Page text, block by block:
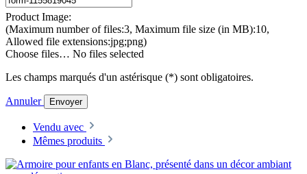
Product Image:
(Maximum number of files:3, Maximum file size (in MB):10,
Allowed file extensions:jpg;png)
Choose files… No files selected
Les champs marqués d'un astérisque (*) sont obligatoires.
Annuler Envoyer
Vendu avec
Mêmes produits